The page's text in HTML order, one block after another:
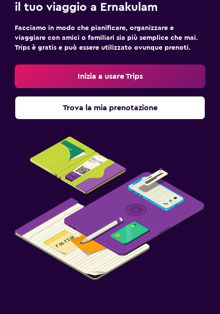
il tuo viaggio a Ernakulam
Facciamo in modo che pianificare, organizzare e
viaggiare con amici o familiari sia più semplice che mai.
Trips è gratis e può essere utilizzato ovunque prenoti.
Inizia a usare Trips
Trova la mia prenotazione